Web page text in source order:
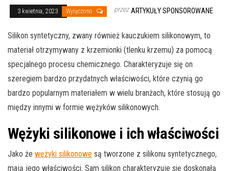
3 kwietnia, 2023 Wyłączono przez ARTYKUŁY SPONSOROWANE
Silikon syntetyczny, zwany również kauczukiem silikonowym, to
materiał otrzymywany z krzemionki (tlenku krzemu) za pomocą
specjalnego procesu chemicznego. Charakteryzuje się on
szeregiem bardzo przydatnych właściwości, które czynią go
bardzo popularnym materiałem w wielu branżach, które stosują go
między innymi w formie wężyków silikonowych.
Wężyki silikonowe i ich właściwości
Jako że wężyki silikonowe są tworzone z silikonu syntetycznego,
mają jego właściwości. Sam silikon charakteryzuje się doskonałą